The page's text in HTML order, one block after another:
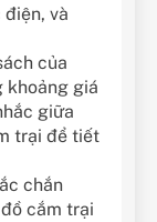
và
của
khoảng giá
giữa
trại để tiết
chắn
cắm trại